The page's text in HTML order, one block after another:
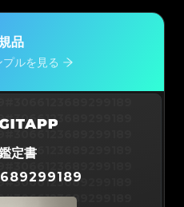
品
ルを見る
#3066123689299189
#3066123689299189
#3066123689299189
#3066123689299189
#3066123689299189
定書